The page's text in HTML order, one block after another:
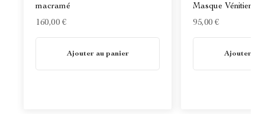
macramé
160,00 €
Ajouter au panier
Masque Vénitien
95,00 €
Ajouter au